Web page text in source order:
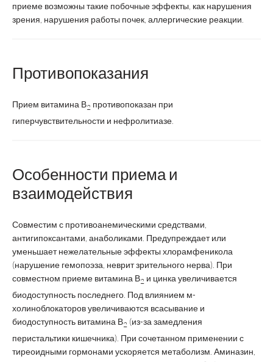
приеме возможны такие побочные эффекты, как нарушения
зрения, нарушения работы почек, аллергические реакции.
Противопоказания
Прием витамина В2 противопоказан при
гиперчувствительности и нефролитиазе.
Особенности приема и
взаимодействия
Совместим с противоанемическими средствами,
антигипоксантами, анаболиками. Предупреждает или
уменьшает нежелательные эффекты хлорамфеникола
(нарушение гемопоэза, неврит зрительного нерва). При
совместном приеме витамина В2 и цинка увеличивается
биодоступность последнего. Под влиянием м-
холиноблокаторов увеличиваются всасывание и
биодоступность витамина В2 (из-за замедления
перистальтики кишечника). При сочетанном применении с
тиреоидными гормонами ускоряется метаболизм. Аминазин,